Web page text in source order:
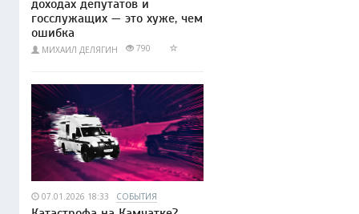
доходах депутатов и
госслужащих — это хуже, чем
ошибка
МИХАИЛ ДЕЛЯГИН 790
07.01.2026 18:33 СОБЫТИЯ